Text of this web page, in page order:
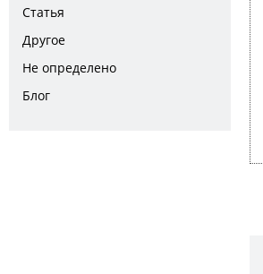
Статья
Другое
Не определено
Блог